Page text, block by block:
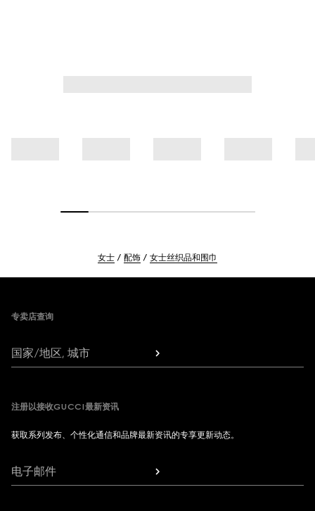
女士 配饰 女士丝织品和围巾
专卖店查询
国家/地区, 城市
注册以接收GUCCI最新资讯
获取系列发布、个性化通信和品牌最新资讯的专享更新动态。
电子邮件